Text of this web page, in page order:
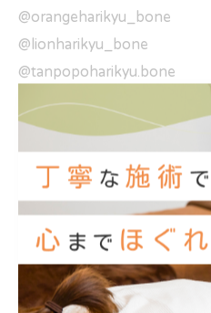
@orangeharikyu_bone
@lionharikyu_bone
@tanpopoharikyu.bone
@lionsp_team_item
@east4410
@whalegym_mcrew
@totalbeauty_season
@cristallineast
@nwpl_japan